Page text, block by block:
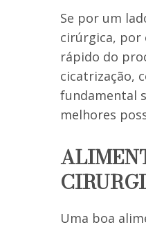
Se por um
cirúrgica, por
rápido do
cicatrização,
fundamental
melhores
Uma boa